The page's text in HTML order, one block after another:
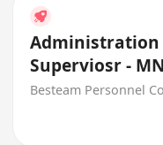
Administration
Superviosr -
Days
Besteam Personnel